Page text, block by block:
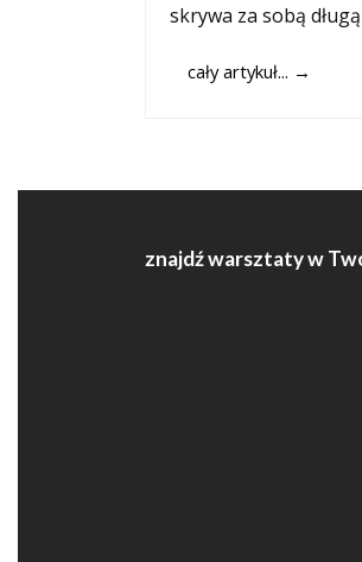
skrywa za sobą
cały artykuł... →
znajdź warsztaty w